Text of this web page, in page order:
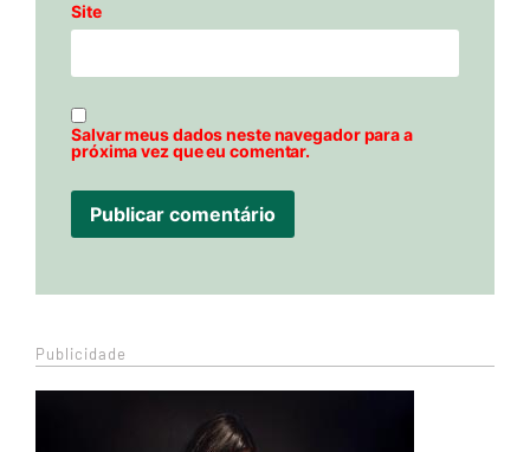
Site
Salvar meus dados neste navegador para a
próxima vez que eu comentar.
Publicidade